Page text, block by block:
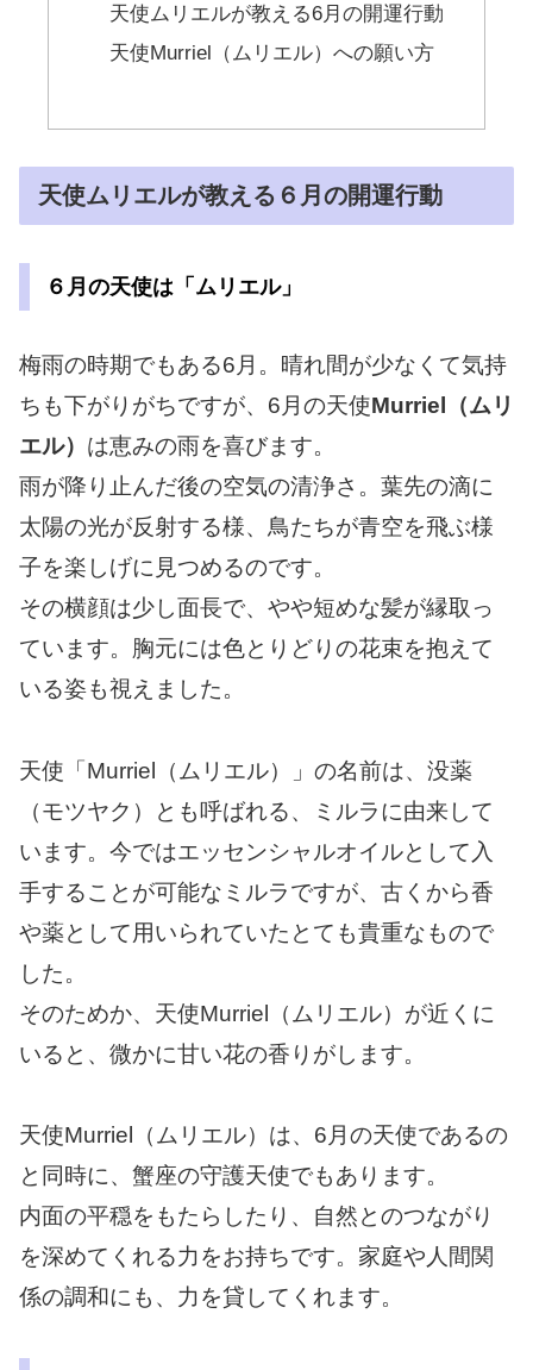
天使ムリエルが教える6月の開運行動
天使Murriel（ムリエル）への願い方
天使ムリエルが教える６月の開運行動
６月の天使は「ムリエル」
梅雨の時期でもある6月。晴れ間が少なくて気持
ちも下がりがちですが、6月の天使Murriel（ムリ
エル） は恵みの雨を喜びます。
雨が降り止んだ後の空気の清浄さ。葉先の滴に
太陽の光が反射する様、鳥たちが青空を飛ぶ様
子を楽しげに見つめるのです。
その横顔は少し面長で、やや短めな髪が縁取っ
ています。胸元には色とりどりの花束を抱えて
いる姿も視えました。
天使「Murriel（ムリエル）」の名前は、没薬
（モツヤク）とも呼ばれる、ミルラに由来して
います。今ではエッセンシャルオイルとして入
手することが可能なミルラですが、古くから香
や薬として用いられていたとても貴重なもので
した。
そのためか、天使Murriel（ムリエル）が近くに
いると、微かに甘い花の香りがします。
天使Murriel（ムリエル）は、6月の天使であるの
と同時に、蟹座の守護天使でもあります。
内面の平穏をもたらしたり、自然とのつながり
を深めてくれる力をお持ちです。家庭や人間関
係の調和にも、力を貸してくれます。